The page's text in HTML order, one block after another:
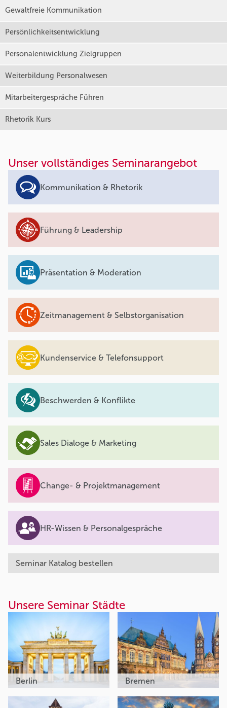
Gewaltfreie Kommunikation
Persönlichkeitsentwicklung
Personalentwicklung Zielgruppen
Weiterbildung Personalwesen
Mitarbeitergespräche Führen
Rhetorik Kurs
Unser vollständiges Seminarangebot
Kommunikation & Rhetorik
Führung & Leadership
Präsentation & Moderation
Zeitmanagement & Selbstorganisation
Kundenservice & Telefonsupport
Beschwerden & Konflikte
Sales Dialoge & Marketing
Change- & Projektmanagement
HR-Wissen & Personalgespräche
Seminar Katalog bestellen
Unsere Seminar Städte
Berlin Bremen